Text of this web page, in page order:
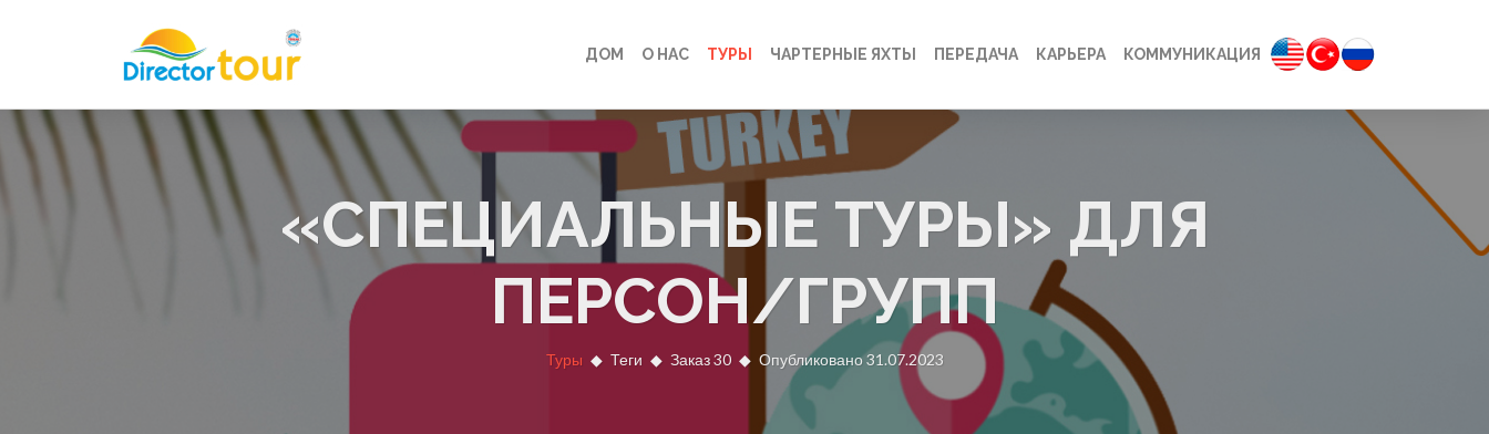
ДОМ О НАС ТУРЫ ЧАРТЕРНЫЕ ЯХТЫ ПЕРЕДАЧА КАРЬЕРА КОММУНИКАЦИЯ
«СПЕЦИАЛЬНЫЕ ТУРЫ» ДЛЯ
ПЕРСОН/ГРУПП
Туры Теги Заказ 30 Опубликовано 31.07.2023